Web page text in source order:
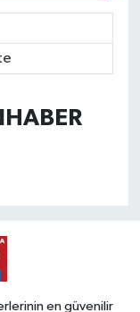
en güvenilir